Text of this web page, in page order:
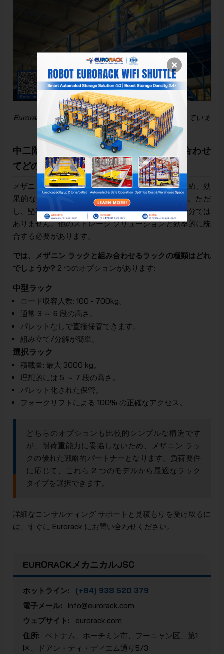
Eurorack は、産業用倉庫の中二階の製造を専門としていま
す
中二階ラックは、他の保管ラックと組み合わせ
てどのように使用すればよいですか?
メザニン ラックへの投資には多額の費用がかかるため、効
果的な利用と長期的なメリットが重要になります。ただ
し、堅牢なメザニン システムを構築するだけでは十分では
ありません。他のストレージ ソリューションと効率的に統
合する必要があります。
では、メザニン ラックと組み合わせるラックの種類はどれ
でしょうか? 2 つのオプションがあります:
中型ラック
ロード収容人数: 100 - 700kg。
通常 3 ～ 6 段の高さ。
パレットなしで直接保管できます。
組み立て/分解が簡単。
選択ラック
積載量: 最大 3000 kg。
理想的には 5 ～ 7 段の高さ。
パレット化された保管。
フォークリフトによる 100% の正確なアクセス。
どちらのオプションも比較的シンプルな構造です
が、耐荷重能力に妥協しないため、メザニン ラッ
クの優れた戦略的パートナーとなります。負荷要件
に応じて、これら 2 つのモデルから最適なラック
タイプを選択できます。
詳細なコンサルティング サポートと見積もりを受け取るに
は、すぐに Eurorack にお問い合わせください。
EURORACKメカニカルJSC
ホットライン:
(+84) 938 520 379
電子メール:
info@eurorack.com
ウェブサイト:
eurorack.com
住所:
ベトナム、ホーチミン市、フーニャン区、第1
区、ドアン・ティ・ディエム通り5/3